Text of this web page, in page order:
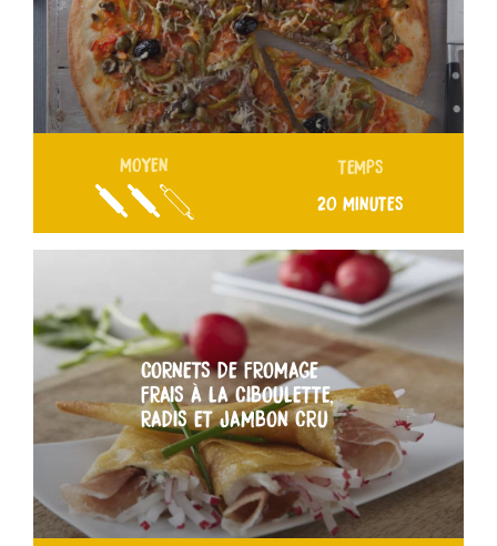
MOYEN TEMPS
20 MINUTES
CORNETS DE FROMAGE
FRAIS À LA CIBOULETTE,
RADIS ET JAMBON CRU